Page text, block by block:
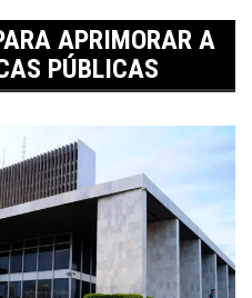
APRIMORAR A
PÚBLICAS